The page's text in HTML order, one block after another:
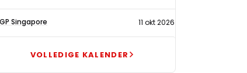
GP Singapore 11 okt 2026
VOLLEDIGE KALENDER